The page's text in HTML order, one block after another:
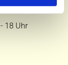
18 Uhr